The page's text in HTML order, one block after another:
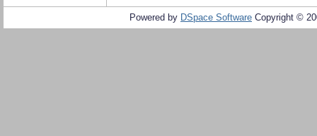
Powered by DSpace Software Copyright ©